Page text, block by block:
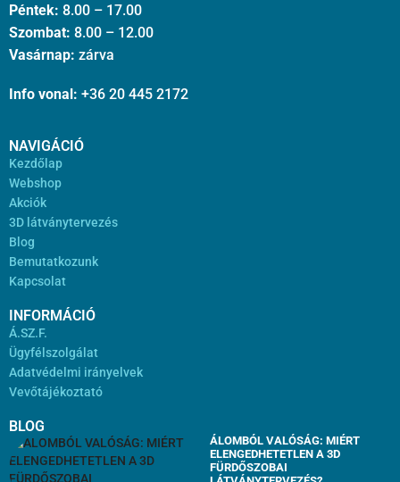
Péntek: 8.00 – 17.00
Szombat: 8.00 – 12.00
Vasárnap: zárva
Info vonal: +36 20 445 2172
NAVIGÁCIÓ
Kezdőlap
Webshop
Akciók
3D látványtervezés
Blog
Bemutatkozunk
Kapcsolat
INFORMÁCIÓ
Á.SZ.F.
Ügyfélszolgálat
Adatvédelmi irányelvek
Vevőtájékoztató
BLOG
ÁLOMBÓL VALÓSÁG: MIÉRT
ELENGEDHETETLEN A 3D
FÜRDŐSZOBAI